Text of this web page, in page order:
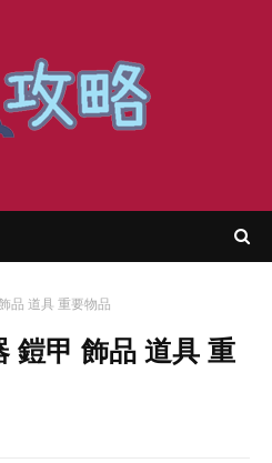
品 道具 重要物品
鎧甲 飾品 道具 重